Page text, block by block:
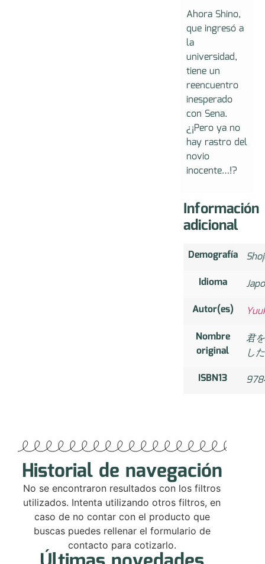
Ahora Shino,
que ingresó a
la
universidad,
tiene un
reencuentro
inesperado
con Sena.
¿¡Pero ya no
hay rastro del
novio
inocente…!?
Información
adicional
Demografía
Idioma
Autor(es)
Nombre
original
君
し
ISBN13
Historial de navegación
No se encontraron resultados con los filtros
utilizados. Intenta utilizando otros filtros, en
caso de no contar con el producto que
buscas puedes rellenar el formulario de
contacto para cotizarlo.